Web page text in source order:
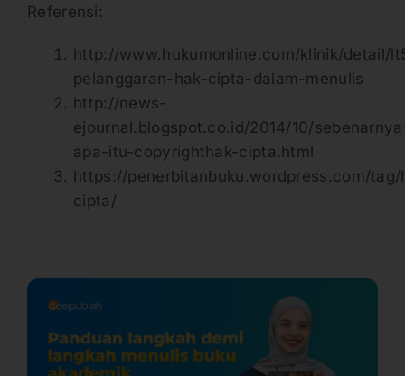
Referensi:
http://www.hukumonline.com/klinik/detail/
pelanggaran-hak-cipta-dalam-menulis
http://news-
ejournal.blogspot.co.id/2014/10/
apa-itu-copyrighthak-cipta.html
https://penerbitanbuku.wordpress.com/tag/
cipta/